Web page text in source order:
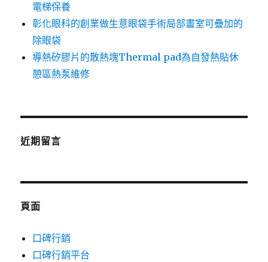
電梯保養
彰化眼科的創業做生意眼袋手術局部畫室可疊加的
除眼袋
導熱矽膠片的散熱塊Thermal pad為自發熱貼休
憩區熱泵維修
近期留言
頁面
口碑行銷
口碑行銷平台